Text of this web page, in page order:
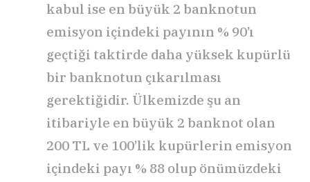
kabul ise en büyük 2 banknotun
emisyon içindeki payının % 90’ı
geçtiği taktirde daha yüksek kupürlü
bir banknotun çıkarılması
gerektiğidir. Ülkemizde şu an
itibariyle en büyük 2 banknot olan
200 TL ve 100’lik kupürlerin emisyon
içindeki payı % 88 olup önümüzdeki